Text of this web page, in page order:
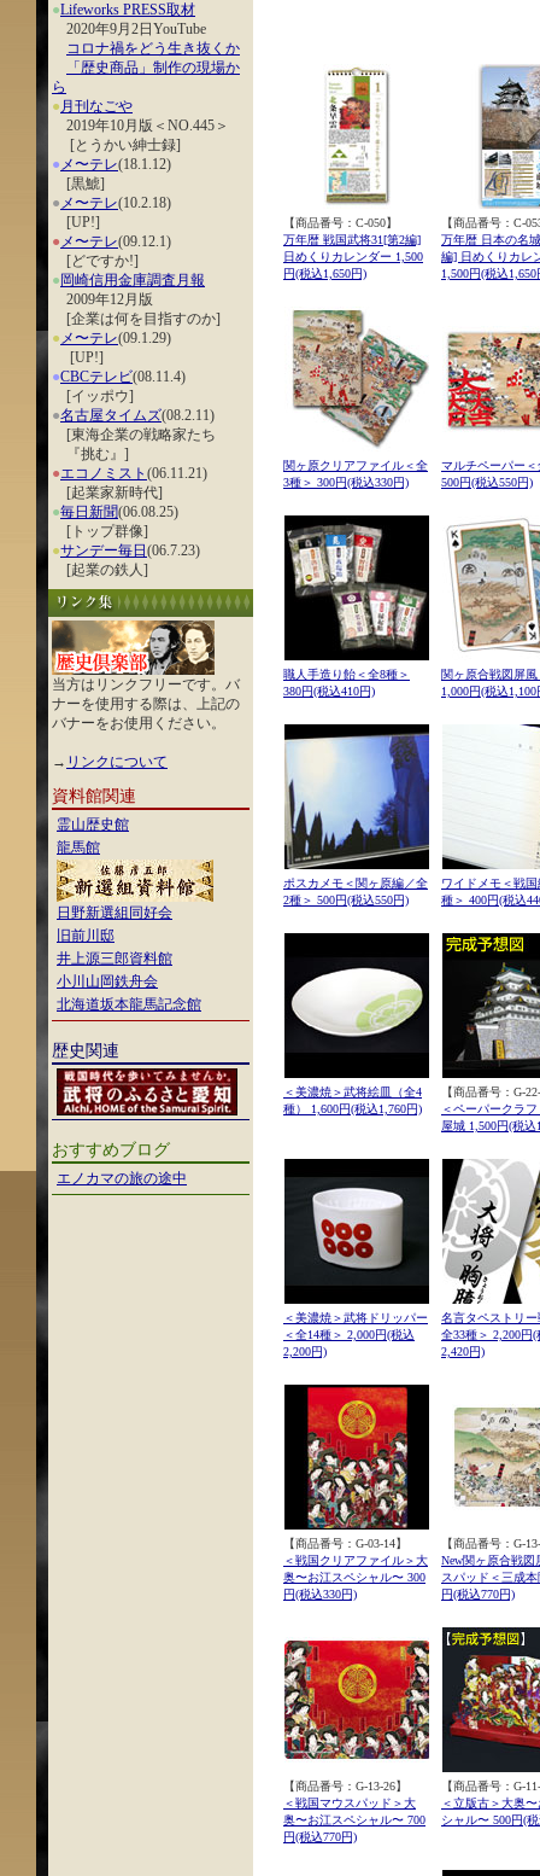
●Lifeworks PRESS取材
2020年9月2日YouTube
コロナ禍をどう生き抜くか
「歴史商品」制作の現場か
ら
● 月刊なごや
2019年10月版＜NO.445＞
[とうかい紳士録]
● メ〜テレ(18.1.12)
[黒鯱]
● メ〜テレ(10.2.18)
[UP!]
● メ〜テレ(09.12.1)
[どですか!]
● 岡崎信用金庫調査月報
2009年12月版
[企業は何を目指すのか]
● メ〜テレ(09.1.29)
[UP!]
●CBCテレビ(08.11.4)
[イッポウ]
●名古屋タイムズ(08.2.11)
[東海企業の戦略家たち
『挑む』]
●エコノミスト (06.11.21)
[起業家新時代]
●毎日新聞(06.08.25)
[トップ群像]
●サンデー毎日 (06.7.23)
[起業の鉄人]
当方はリンクフリーです。バ
ナーを使用する際は、上記の
バナーをお使用ください。
→ リンクについて
資料館関連
霊山歴史館
龍馬館
日野新選組同好会
旧前川邸
井上源三郎資料館
小川山岡鉄舟会
北海道坂本龍馬記念館
歴史関連
おすすめブログ
エノカマの旅の途中
【商品番号：C-050】
万年暦 戦国武将31[第2編]
日めくりカレンダー 1,500
円(税込1,650円)
【商品番号：C-
万年暦 日本の名
編] 日めくりカレ
1,500円(税込1,650
関ヶ原クリアファイル＜全
3種＞ 300円(税込330円)
マルチペーパー＜
500円(税込550円)
職人手造り飴＜全8種＞
380円(税込410円)
関ヶ原合戦図屏
1,000円(税込1,100
ポスカメモ＜関ヶ原編／全
2種＞ 500円(税込550円)
ワイドメモ＜戦国
種＞ 400円(税込
＜美濃焼＞武将絵皿（全4
種） 1,600円(税込1,760円)
【商品番号：G-
＜ペーパークラ
屋城 1,500円(税込
＜美濃焼＞武将ドリッパー
＜全14種＞ 2,000円(税込
2,200円)
名言タペストリ
全33種＞ 2,200円(
2,420円)
【商品番号：G-03-14】
＜戦国クリアファイル＞大
奥〜お江スペシャル〜 300
円(税込330円)
【商品番号：G-
New関ヶ原合戦図
スパッド＜三成本
円(税込770円)
【商品番号：G-13-26】
＜戦国マウスパッド＞大
奥〜お江スペシャル〜 700
円(税込770円)
【商品番号：G-
＜立版古＞大奥
シャル〜 500円(